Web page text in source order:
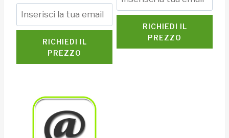
RICHIEDI IL
PREZZO
RICHIEDI IL
PREZZO